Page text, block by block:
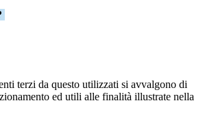
terzi da questo utilizzati si avvalgono di
ed utili alle finalità illustrate nella